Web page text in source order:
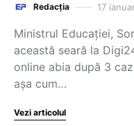
Redacția 17
Ministrul Educației,
această seară la
online abia după 3
așa cum…
Vezi articolul